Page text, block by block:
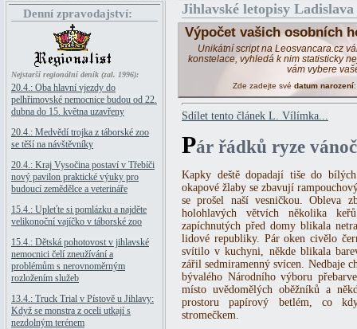
Denní zpravodajství:
Nejstarší regionální deník (zal. 1996):
20.4.: Oba hlavní vjezdy do
pelhřimovské nemocnice budou od 22.
dubna do 15. května uzavřeny
20.4.: Medvědí trojka z táborské zoo
se těší na návštěvníky
20.4.: Kraj Vysočina postaví v Třebíči
nový pavilon praktické výuky pro
budoucí zemědělce a veterináře
15.4.: Upleťte si pomlázku a najděte
velikonoční vajíčko v táborské zoo
15.4.: Dětská pohotovost v jihlavské
nemocnici čelí zneužívání a
problémům s nerovnoměrným
rozložením služeb
13.4.: Truck Trial v Pístově u Jihlavy:
Když se monstra z oceli utkají s
nezdolným terénem
Jihlavské letopisy
Výpočet vašich osobních
Unikátní script na Leosvancara.cz
konstelace, vyhledá k nim statisticky
vám vybere
Zde zadejte své datum narození
Sdílet tento článek L. Vílímka...
Pár řádků ryze
Kapky deště dopadají tiše do
okapové žlaby se zbavují
se prošel naší vesničkou. Obleva
holohlavých větvích několika
zapíchnutých před domy blikala
lidové republiky. Pár oken civělo
svítilo v kuchyni, někde blikala
zářil sedmiramenný svícen. Nedbaje
bývalého Národního výboru
místo uvědomělých oběžníků a
prostoru papírový betlém, co
stromečkem.